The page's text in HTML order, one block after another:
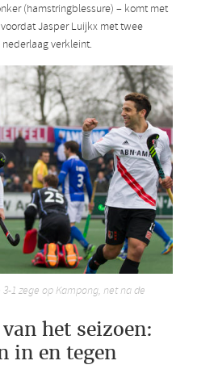
(hamstringblessure) – komt met
Jasper Luijkx met twee
verkleint.
1 zege op Kampong, net na de
het seizoen:
in en tegen